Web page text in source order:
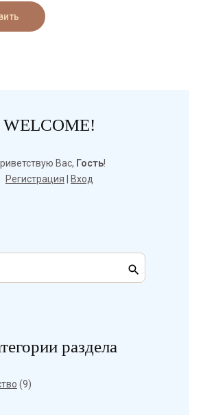
WELCOME!
Вас, Гость!
Регистрация
Вход
раздела
(9)